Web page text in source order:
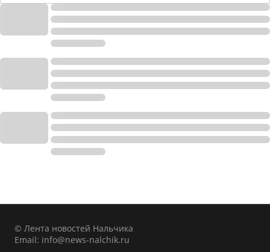
© Лента новостей Нальчика
Email: info@news-nalchik.ru